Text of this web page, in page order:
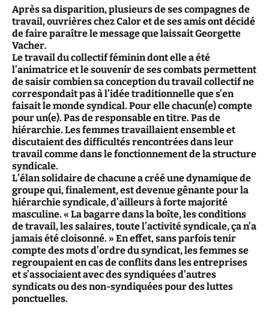
Après sa disparition, plusieurs de ses compagnes de
travail, ouvrières chez Calor et de ses amis ont décidé
de faire paraître le message que laissait Georgette
Vacher.
Le travail du collectif féminin dont elle a été
l’animatrice et le souvenir de ses combats permettent
de saisir combien sa conception du travail collectif ne
correspondait pas à l’idée traditionnelle que s’en
faisait le monde syndical. Pour elle chacun(e) compte
pour un(e). Pas de responsable en titre. Pas de
hiérarchie. Les femmes travaillaient ensemble et
discutaient des difficultés rencontrées dans leur
travail comme dans le fonctionnement de la structure
syndicale.
L’élan solidaire de chacune a créé une dynamique de
groupe qui, finalement, est devenue gênante pour la
hiérarchie syndicale, d’ailleurs à forte majorité
masculine. « La bagarre dans la boîte, les conditions
de travail, les salaires, toute l’activité syndicale, ça n’a
jamais été cloisonné. » En effet, sans parfois tenir
compte des mots d’ordre du syndicat, les femmes se
regroupaient en cas de conflits dans les entreprises
et s’associaient avec des syndiquées d’autres
syndicats ou des non-syndiquées pour des luttes
ponctuelles.